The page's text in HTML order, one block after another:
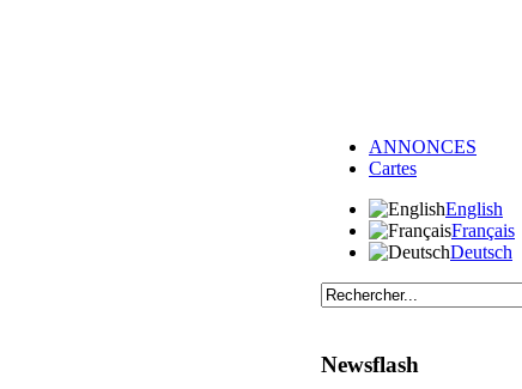
ANNONCES
Cartes
English
Français
Deutsch
Newsflash